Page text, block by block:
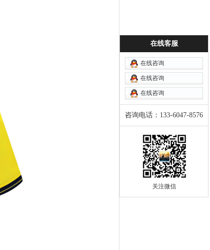
在线客服
在线咨询
在线咨询
在线咨询
咨询电话：133-6047-8576
关注微信